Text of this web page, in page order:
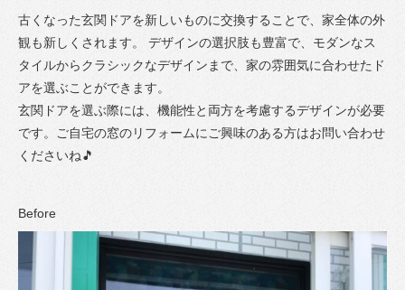
古くなった玄関ドアを新しいものに交換することで、家全体の外
観も新しくされます。 デザインの選択肢も豊富で、モダンなス
タイルからクラシックなデザインまで、家の雰囲気に合わせたド
アを選ぶことができます。
玄関ドアを選ぶ際には、機能性と両方を考慮するデザインが必要
です。ご自宅の窓のリフォームにご興味のある方はお問い合わせ
くださいね🎵
Before